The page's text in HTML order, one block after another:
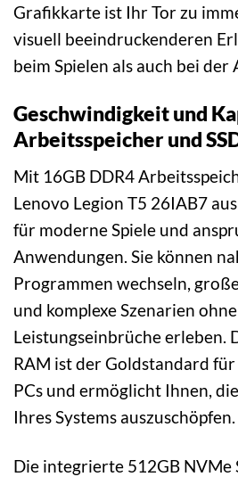
Grafikkarte ist Ihr Tor zu
visuell beeindruckenderen
beim Spielen als auch bei der
Geschwindigkeit und
Arbeitsspeicher und
Mit 16GB DDR4
Lenovo Legion T5 26IAB7
für moderne Spiele und
Anwendungen. Sie können
Programmen wechseln,
und komplexe Szenarien
Leistungseinbrüche erleben.
RAM ist der Goldstandard
PCs und ermöglicht Ihnen,
Ihres Systems auszuschöpfen.
Die integrierte 512GB NVMe